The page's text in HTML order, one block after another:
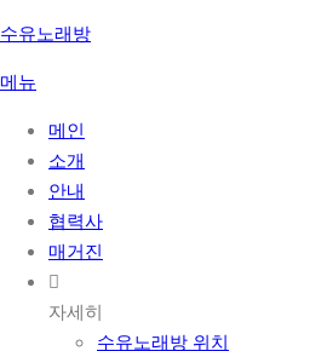
콘
츠
수유노래방
메뉴
메인
소개
안내
협력사
매거진
자세히
수유노래방 위치